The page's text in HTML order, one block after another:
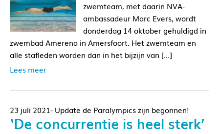
zwemteam, met daarin NVA-
ambassadeur Marc Evers, wordt
donderdag 14 oktober gehuldigd in
zwembad Amerena in Amersfoort. Het zwemteam en
alle stafleden worden dan in het bijzijn van […]
Lees meer
23 juli 2021- Update de Paralympics zijn begonnen!
‘De concurrentie is heel sterk’